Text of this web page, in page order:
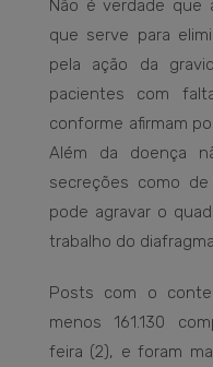
Não é verdade que
que serve para
pela ação da
pacientes com
conforme afirmam
Além da doença
secreções como
pode agravar o
trabalho do
Posts com o
menos 161.130
feira (2), e foram